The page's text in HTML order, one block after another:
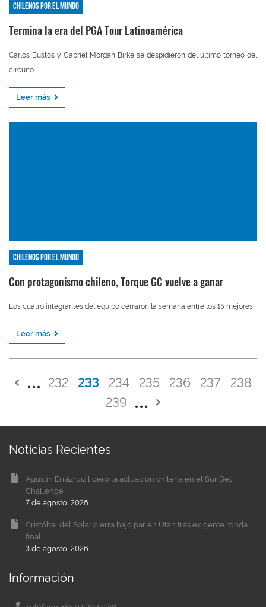
Chilenos por el mundo
Termina la era del PGA Tour Latinoamérica
Carlos Bustos y Gabriel Morgan Birke se despidieron del último torneo del
circuito
Leer más
Chilenos por el mundo
Con protagonismo chileno, Torque GC vuelve a ganar
Los cuatro integrantes del equipo cerraron la semana entre los 15 mejores
Leer más
232 233 234 235 236 237
238
239
Noticias Recientes
Agustín Errázruiz lideró la actuación chilena en el SunBet
Challenge
7 de agosto, 2026
Cristóbal del Solar cierra bajo par en Utah tras exigente ronda
final
3 de agosto, 2026
Información